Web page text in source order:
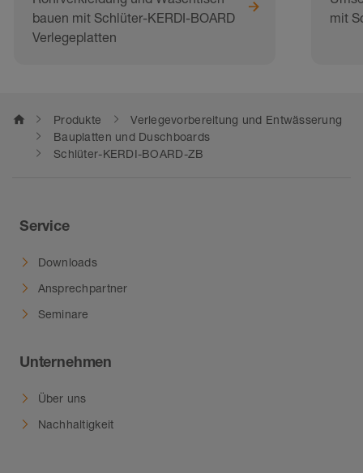
bauen mit Schlüter-KERDI-BOARD
Verlegeplatten
mit
home Produkte
Verlegevorbereitung und Entwässerung
Bauplatten und Duschboards
Schlüter-KERDI-BOARD-ZB
Service
Downloads
Ansprechpartner
Seminare
Unternehmen
Über uns
Nachhaltigkeit